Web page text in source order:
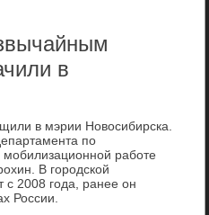
в
в мэрии Новοсибирска.
по
работе
В городской
с 2008 года, ранее он
России.